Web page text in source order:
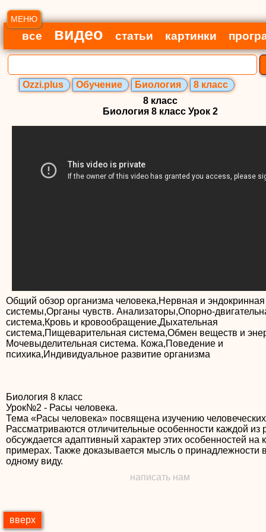
МЕНЮ
все видео статьи картинки
Ozzi.plus Обучение Биология
8 класс
8 класс
Биология 8 класс Урок 2
Общий обзор организма человека,Нервная и эндокринная
системы,Органы чувств. Анализаторы,Опорно-
система,Кровь и кровообращение,Дыхательная
система,Пищеварительная система,Обмен веществ и
Мочевыделительная система. Кожа,Поведение и
Биология 8 класс
Урок№2 - Расы человека.
Тема «Расы человека» посвящена изучению
Рассматриваются отличительные особенности каждой из
обсуждается адаптивный характер этих особенностей на
примерах. Также доказывается мысль о принадлежности
одному виду.
написать нам
вверх